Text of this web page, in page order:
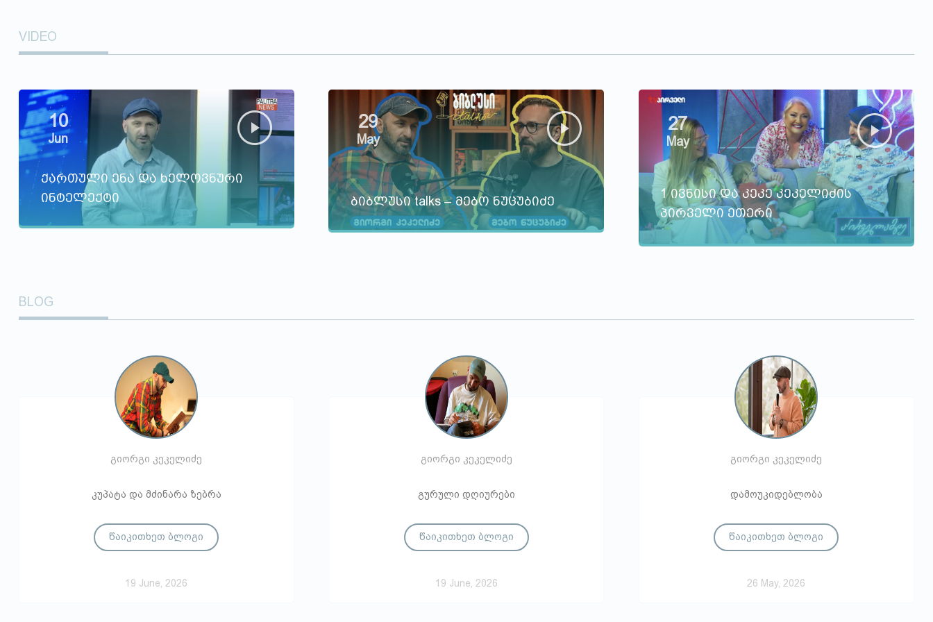
VIDEO
10
Jun
ქართული ენა და ხელოვნური
ინტელექტი
29
May
ბიბლუსი talks – მებო ნუცუბიძე
27
May
1 ივნისი და კეკე კეკელიძის
პირველი ეთერი
BLOG
გიორგი კეკელიძე
კუპატა და მძინარა ზებრა
წაიკითხეთ ბლოგი
19 June, 2026
გიორგი კეკელიძე
გურული დღიურები
წაიკითხეთ ბლოგი
19 June, 2026
გიორგი კეკელიძე
დამოუკიდებლობა
წაიკითხეთ ბლოგი
26 May, 2026